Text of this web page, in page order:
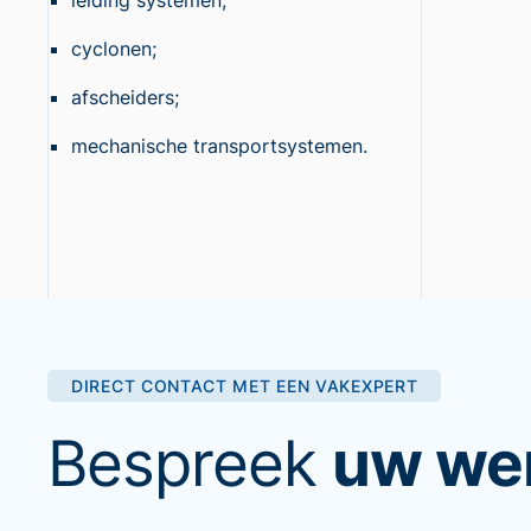
cyclonen;
afscheiders;
mechanische transportsystemen.
DIRECT CONTACT MET EEN VAKEXPERT
Bespreek uw